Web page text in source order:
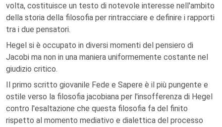
volta, costituisce un testo di notevole interesse nell'ambito
della storia della filosofia per rintracciare e definire i rapporti
tra i due pensatori.
Hegel si è occupato in diversi momenti del pensiero di
Jacobi ma non in una maniera uniformemente costante nel
giudizio critico.
Il primo scritto giovanile Fede e Sapere è il più pungente e
ostile verso la filosofia jacobiana per l'insofferenza di Hegel
contro l'esaltazione che questa filosofia fa del finito
rispetto al momento mediativo e dialettica del processo